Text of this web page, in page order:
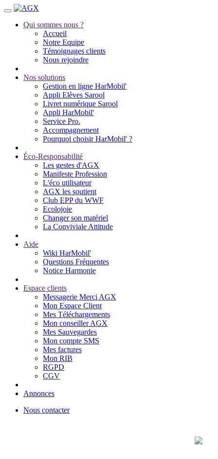
Qui sommes nous ?
Accueil
Notre Equipe
Témoignages clients
Nous rejoindre
Nos solutions
Gestion en ligne HarMobil'
Appli Elèves Sarool
Livret numérique Sarool
Appli HarMobil'
Service Pro.
Accompagnement
Pourquoi choisir HarMobil' ?
Éco-Responsabilité
Les gestes d'AGX
Manifeste Profession
L'éco utilisateur
AGX les soutient
Club EPP du WWF
Ecolojoie
Changer son matériel
La Conviviale Attitude
Aide
Wiki HarMobil'
Questions Fréquentes
Notice Harmonie
Espace clients
Messagerie Merci AGX
Mon Espace Client
Mes Téléchargements
Mon conseiller AGX
Mes Sauvegardes
Mon compte SMS
Mes factures
Mon RIB
RGPD
CGV
Annonces
Nous contacter